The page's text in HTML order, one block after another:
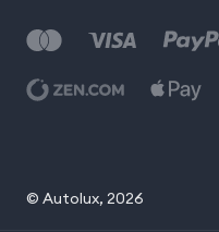
© Autolux, 2026